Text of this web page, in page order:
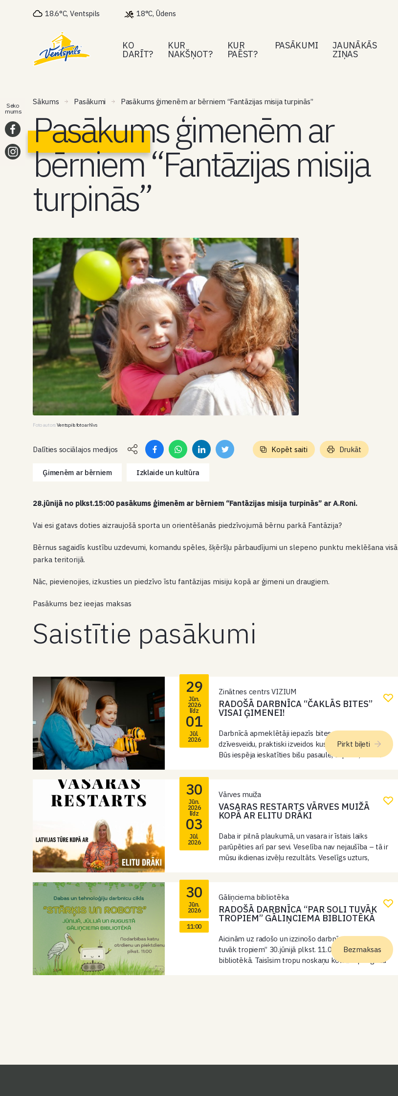
18.6°C, Ventspils 18°C, Ūdens
KO
DARĪT?
KUR
NAKŠŅOT?
KUR
PAĒST?
PASĀKUMI JAUNĀKĀS
ZIŅAS
Sākums Pasākumi Pasākums ģimenēm ar bērniem “Fantāzijas misija turpinās”
Pasākums ģimenēm ar
bērniem “Fantāzijas misija
turpinās”
Foto autorsVentspils foto arhīvs
Dalīties sociālajos medijos Kopēt saiti Drukāt
Ģimenēm ar bērniem Izklaide un kultūra
28.jūnijā no plkst.15:00 pasākums ģimenēm ar bērniem “Fantāzijas misija turpinās” ar A.Roni.
Vai esi gatavs doties aizraujošā sporta un orientēšanās piedzīvojumā bērnu parkā Fantāzija?
Bērnus sagaidīs kustību uzdevumi, komandu spēles, šķēršļu pārbaudījumi un slepeno punktu meklēšana visā
parka teritorijā.
Nāc, pievienojies, izkusties un piedzīvo īstu fantāzijas misiju kopā ar ģimeni un draugiem.
Pasākums bez ieejas maksas
Saistītie pasākumi
29
Jūn.
2026
līdz
01
Jūl.
2026
Zinātnes centrs VIZIUM
RADOŠĀ DARBNĪCA “ČAKLĀS BITES”
VISAI ĢIMENEI!
Darbnīcā apmeklētāji iepazīs bites, to uzbūvi un
dzīvesveidu, praktiski izveidos kustīgu LEGO WeDo biti.
Būs iespēja ieskatīties bišu pasaulē, saprast, kā tās
Pirkt biļeti
30
Jūn.
2026
līdz
03
Jūl.
2026
Vārves muiža
VASARAS RESTARTS VĀRVES MUIŽĀ
KOPĀ AR ELITU DRĀKI
Daba ir pilnā plaukumā, un vasara ir īstais laiks
parūpēties arī par sevi. Veselība nav nejaušība – tā ir
mūsu ikdienas izvēļu rezultāts. Veselīgs uzturs,
30
Jūn.
2026
11:00
Gāliņciema bibliotēka
RADOŠĀ DARBNĪCA “PAR SOLI TUVĀK
TROPIEM” GĀLIŅCIEMA BIBLIOTĒKĀ
Aicinām uz radošo un izzinošo darbnīcu “Par soli
tuvāk tropiem” 30.jūnijā plkst. 11.00 Gāliņciema
bibliotēkā. Taisīsim tropu noskaņu kolāžas par godu
Bezmaksas
Seko
mums